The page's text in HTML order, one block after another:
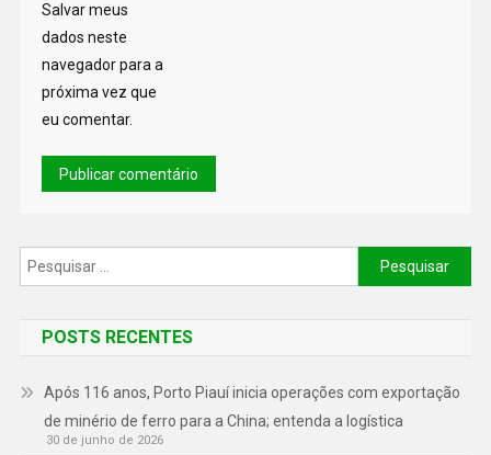
Salvar meus
dados neste
navegador para a
próxima vez que
eu comentar.
POSTS RECENTES
Após 116 anos, Porto Piauí inicia operações com exportação
de minério de ferro para a China; entenda a logística
30 de junho de 2026